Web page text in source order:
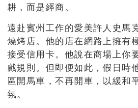
耕，而是經商。
遠赴賓州工作的愛美許人史馬
燒烤店。他的店在網路上擁有
接受信用卡。他說在商場上你
戲規則。但即便如此，假日時
區開馬車，不再開車，以緩和
氛。